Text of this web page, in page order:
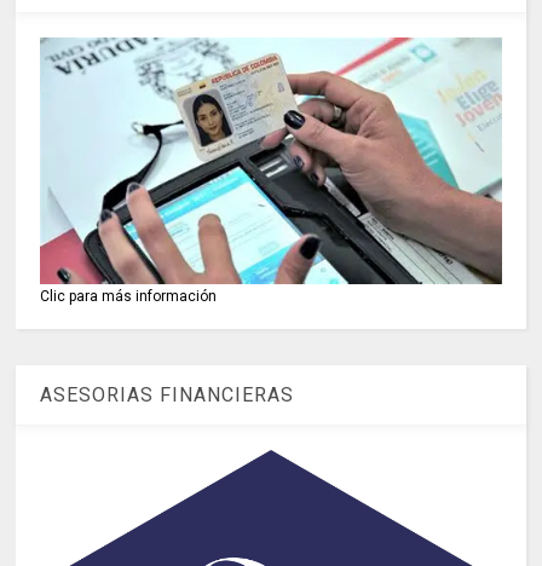
Clic para más información
ASESORIAS FINANCIERAS